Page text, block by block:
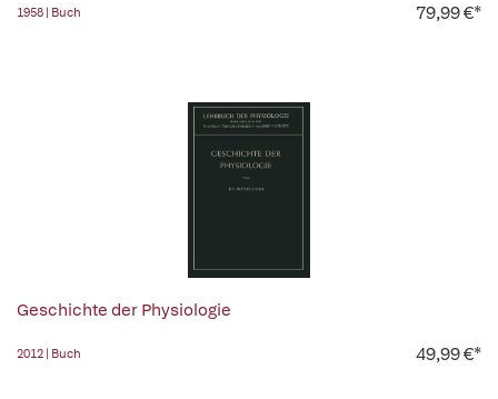
1958 | Buch 79,99 €*
Geschichte der Physiologie
2012 | Buch 49,99 €*